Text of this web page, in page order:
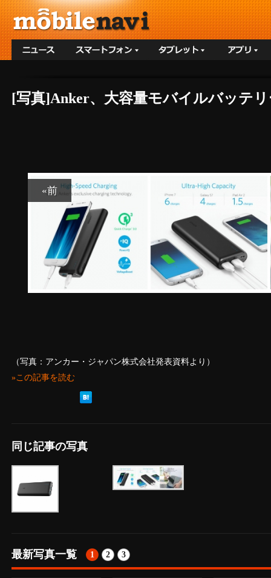
[写真]Anker、大容量モバイルバッテ
«前
（写真：アンカー・ジャパン株式会社発表資料より）
»この記事を読む
同じ記事の写真
最新写真一覧 1 2 3